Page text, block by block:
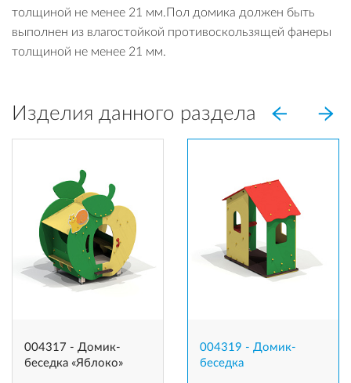
толщиной не менее 21 мм.Пол домика должен быть
выполнен из влагостойкой противоскользящей фанеры
толщиной не менее 21 мм.
Изделия данного раздела
004317 - Домик-
беседка «Яблоко»
004319 - Домик-
беседка